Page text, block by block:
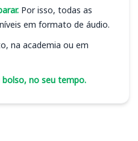
Por isso, todas as
em formato de áudio.
na academia ou em
bolso, no seu tempo.